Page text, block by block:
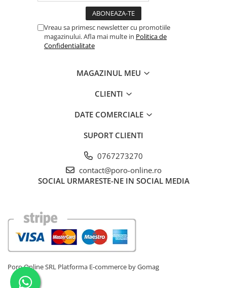
Vreau sa primesc newsletter cu promotiile
magazinului. Afla mai multe in Politica de
Confidentialitate
MAGAZINUL MEU
CLIENTI
DATE COMERCIALE
SUPORT CLIENTI
0767273270
contact@poro-online.ro
SOCIAL URMARESTE-NE IN SOCIAL MEDIA
Poro Online SRL Platforma E-commerce by Gomag